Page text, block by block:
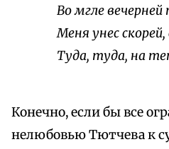
Во мгле вечерней
Меня унес скорей,
Туда, туда, на
Конечно, если бы все
нелюбовью Тютчева к